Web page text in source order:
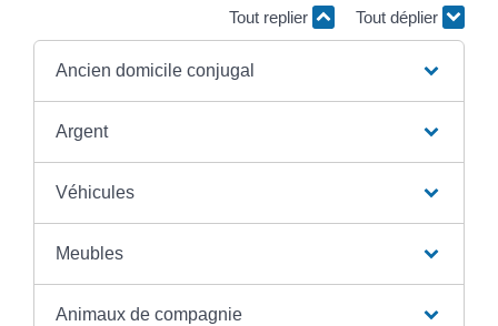
Tout replier
Tout déplier
Ancien domicile conjugal
Argent
Véhicules
Meubles
Animaux de compagnie